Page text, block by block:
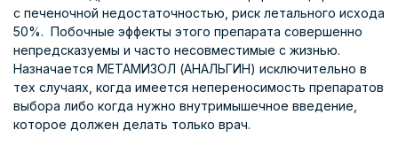
с печеночной недостаточностью, риск летального исхода
50%. Побочные эффекты этого препарата совершенно
непредсказуемы и часто несовместимые с жизнью.
Назначается МЕТАМИЗОЛ (АНАЛЬГИН) исключительно в
тех случаях, когда имеется непереносимость препаратов
выбора либо когда нужно внутримышечное введение,
которое должен делать только врач.